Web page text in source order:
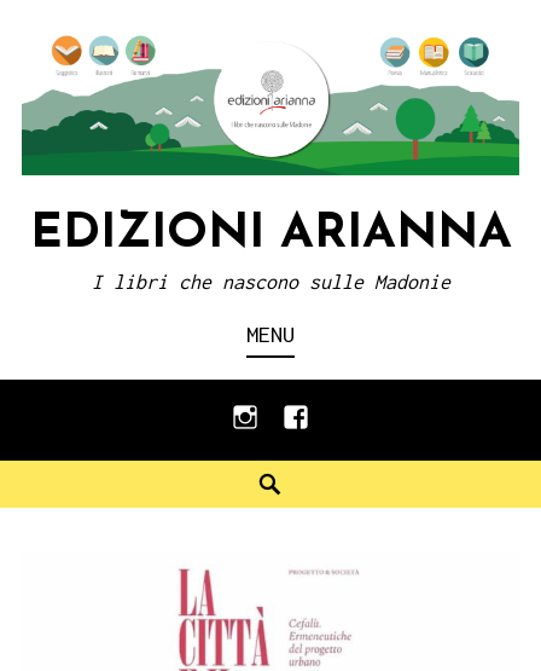
content
EDIZIONI ARIANNA
I libri che nascono sulle Madonie
MENU
instagramfacebook